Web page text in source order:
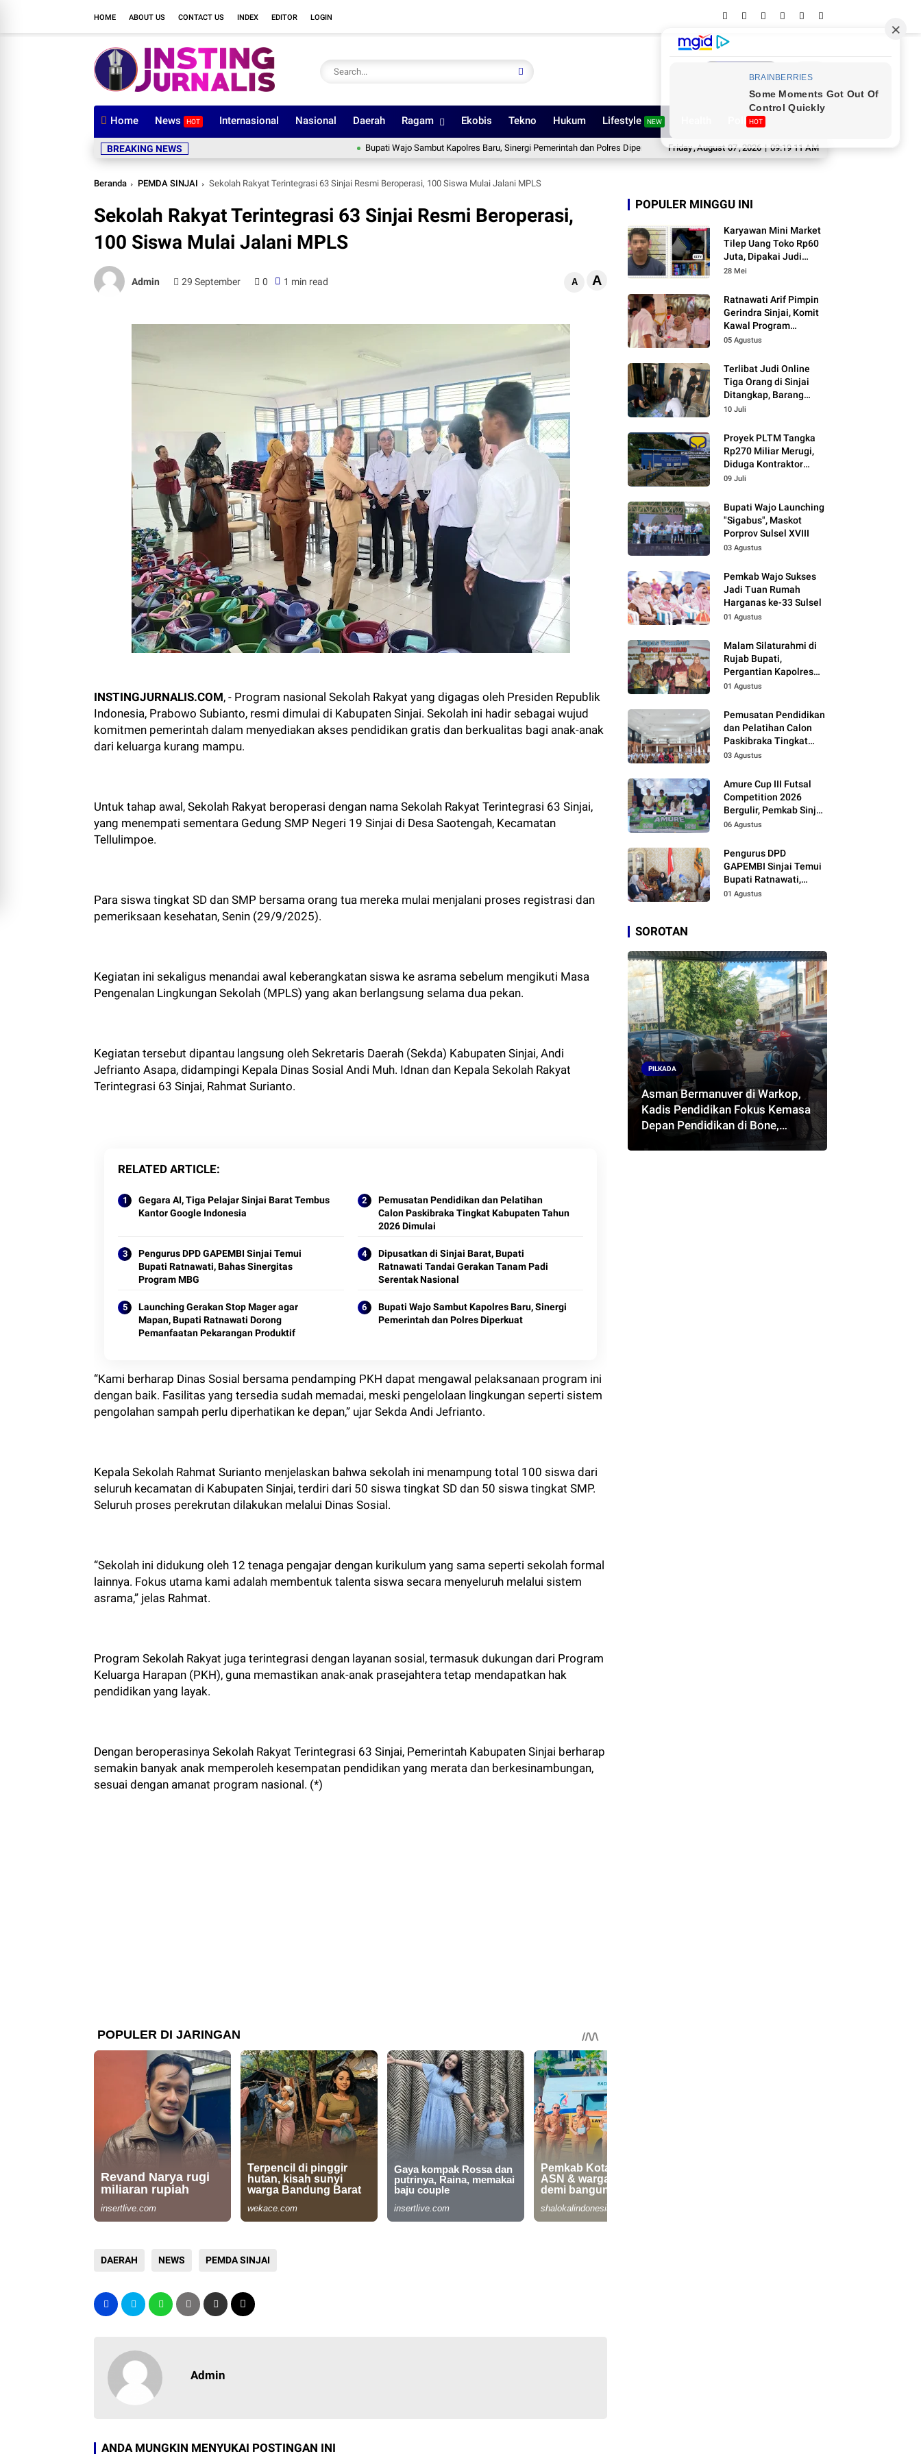
HOME ABOUT US CONTACT US INDEX EDITOR LOGIN
Home News HOT Internasional Nasional Daerah Ragam Ekobis Tekno Hukum Lifestyle NEW HOT
Friday,August 07,2026|09:19 13 AM
BREAKING NEWS Bupati Wajo Sambut Kapolres Baru, Sinergi Pemerintah dan Polres Diperkuat Amure Cup III Futsal Competition 2026 Bergulir, Pemkab Sinjai Dukung
Beranda PEMDA SINJAI Sekolah Rakyat Terintegrasi 63 Sinjai Resmi Beroperasi, 100 Siswa Mulai Jalani MPLS
Sekolah Rakyat Terintegrasi 63 Sinjai Resmi Beroperasi,
100 Siswa Mulai Jalani MPLS
Admin 29 September 0 1 min read A A
INSTINGJURNALIS.COM, - Program nasional Sekolah Rakyat yang digagas oleh Presiden Republik
Indonesia, Prabowo Subianto, resmi dimulai di Kabupaten Sinjai. Sekolah ini hadir sebagai wujud
komitmen pemerintah dalam menyediakan akses pendidikan gratis dan berkualitas bagi anak-anak
dari keluarga kurang mampu.
Untuk tahap awal, Sekolah Rakyat beroperasi dengan nama Sekolah Rakyat Terintegrasi 63 Sinjai,
yang menempati sementara Gedung SMP Negeri 19 Sinjai di Desa Saotengah, Kecamatan
Tellulimpoe.
Para siswa tingkat SD dan SMP bersama orang tua mereka mulai menjalani proses registrasi dan
pemeriksaan kesehatan, Senin (29/9/2025).
Kegiatan ini sekaligus menandai awal keberangkatan siswa ke asrama sebelum mengikuti Masa
Pengenalan Lingkungan Sekolah (MPLS) yang akan berlangsung selama dua pekan.
Kegiatan tersebut dipantau langsung oleh Sekretaris Daerah (Sekda) Kabupaten Sinjai, Andi
Jefrianto Asapa, didampingi Kepala Dinas Sosial Andi Muh. Idnan dan Kepala Sekolah Rakyat
Terintegrasi 63 Sinjai, Rahmat Surianto.
RELATED ARTICLE
Gegara AI, Tiga Pelajar Sinjai Barat Tembus
Kantor Google Indonesia
Pemusatan Pendidikan dan Pelatihan
Calon Paskibraka Tingkat Kabupaten Tahun
2026 Dimulai
Pengurus DPD GAPEMBI Sinjai Temui
Bupati Ratnawati, Bahas Sinergitas
Program MBG
Dipusatkan di Sinjai Barat, Bupati
Ratnawati Tandai Gerakan Tanam Padi
Serentak Nasional
Launching Gerakan Stop Mager agar
Mapan, Bupati Ratnawati Dorong
Pemanfaatan Pekarangan Produktif
Bupati Wajo Sambut Kapolres Baru, Sinergi
Pemerintah dan Polres Diperkuat
“Kami berharap Dinas Sosial bersama pendamping PKH dapat mengawal pelaksanaan program ini
dengan baik. Fasilitas yang tersedia sudah memadai, meski pengelolaan lingkungan seperti sistem
pengolahan sampah perlu diperhatikan ke depan,” ujar Sekda Andi Jefrianto.
Kepala Sekolah Rahmat Surianto menjelaskan bahwa sekolah ini menampung total 100 siswa dari
seluruh kecamatan di Kabupaten Sinjai, terdiri dari 50 siswa tingkat SD dan 50 siswa tingkat SMP.
Seluruh proses perekrutan dilakukan melalui Dinas Sosial.
“Sekolah ini didukung oleh 12 tenaga pengajar dengan kurikulum yang sama seperti sekolah formal
lainnya. Fokus utama kami adalah membentuk talenta siswa secara menyeluruh melalui sistem
asrama,” jelas Rahmat.
Program Sekolah Rakyat juga terintegrasi dengan layanan sosial, termasuk dukungan dari Program
Keluarga Harapan (PKH), guna memastikan anak-anak prasejahtera tetap mendapatkan hak
pendidikan yang layak.
Dengan beroperasinya Sekolah Rakyat Terintegrasi 63 Sinjai, Pemerintah Kabupaten Sinjai berharap
semakin banyak anak memperoleh kesempatan pendidikan yang merata dan berkesinambungan,
sesuai dengan amanat program nasional. (*)
DAERAH NEWS PEMDA SINJAI
Admin
ANDA MUNGKIN MENYUKAI POSTINGAN INI
POPULER MINGGU INI
Karyawan Mini Market
Tilep Uang Toko Rp60
Juta, Dipakai Judi
Online
28 Mei
Ratnawati Arif Pimpin
Gerindra Sinjai, Komit
Kawal Program
Prabowo
05 Agustus
Terlibat Judi Online
Tiga Orang di Sinjai
Ditangkap, Barang
Bukti Kupon Putih
10 Juli
Proyek PLTM Tangka
Rp270 Miliar Merugi,
Diduga Kontraktor
Tidak Profesional,
09 Juli
Bupati Wajo Launching
"Sigabus", Maskot
Porprov Sulsel XVIII
03 Agustus
Pemkab Wajo Sukses
Jadi Tuan Rumah
Harganas ke-33 Sulsel
01 Agustus
Malam Silaturahmi di
Rujab Bupati,
Pergantian Kapolres
Wajo Jadi Momentum
01 Agustus
Pemusatan Pendidikan
dan Pelatihan Calon
Paskibraka Tingkat
Kabupaten Tahun 2026
03 Agustus
Amure Cup III Futsal
Competition 2026
Bergulir, Pemkab Sinjai
Dukung Pembinaan
06 Agustus
Pengurus DPD
GAPEMBI Sinjai Temui
Bupati Ratnawati,
Bahas Sinergitas
01 Agustus
SOROTAN
PILKADA
Asman Bermanuver di Warkop,
Kadis Pendidikan Fokus Kemasa
Depan Pendidikan di Bone,
Akankah Terwujud Pasangan